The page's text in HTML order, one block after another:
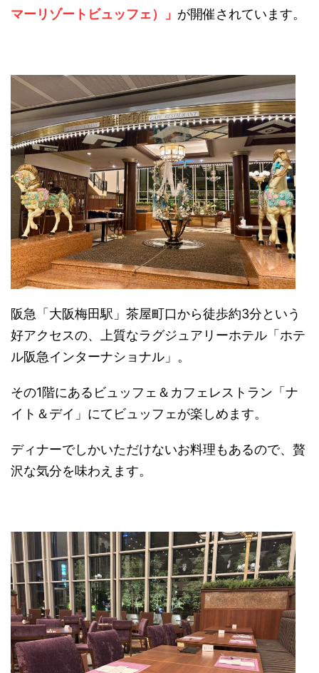
マーリゾートビュッフェ）」 が開催されています。
阪急「大阪梅田駅」茶屋町口から徒歩約3分という
好アクセスの、上質なラグジュアリーホテル「ホテ
ル阪急インターナショナル」。
その1階にある ビュッフェ＆カフェレストラン 「ナ
イト＆デイ」にてビュッフェが楽しめます。
ディナーでしかいただけないお料理もあるので、贅
沢な気分を味わえます。